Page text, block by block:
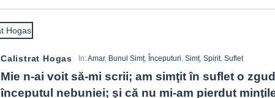
Calistrat Hogas In:Amar, Bunul Simț, Începuturi, Simț, Spirit, Suflet
Mie n-ai voit să-mi scrii; am simţit în suflet o
începutul nebuniei; şi că nu mi-am pierdut